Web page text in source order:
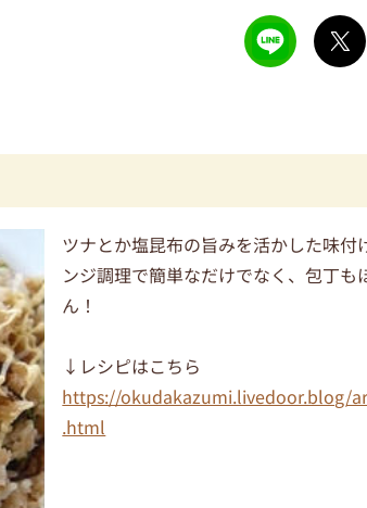
ツナとか塩昆布の旨みを活かした味付
ンジ調理で簡単なだけでなく、包丁も
ん！
↓レシピはこちら
https://okudakazumi.livedoor.blog/
.html